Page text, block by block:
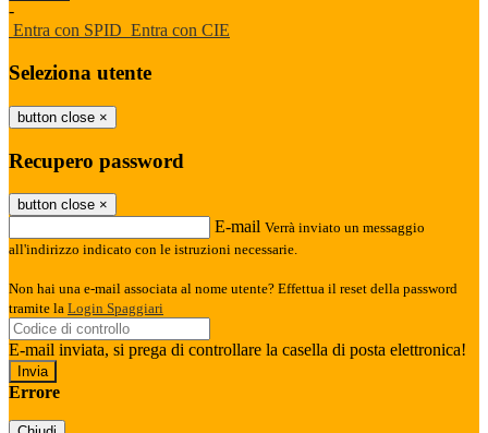
-
Entra con SPID Entra con CIE
Seleziona utente
button close ×
Recupero password
button close ×
E-mail Verrà inviato un messaggio
all'indirizzo indicato con le istruzioni necessarie.
Non hai una e-mail associata al nome utente? Effettua il reset della password
tramite la Login Spaggiari
E-mail inviata, si prega di controllare la casella di posta elettronica!
Errore